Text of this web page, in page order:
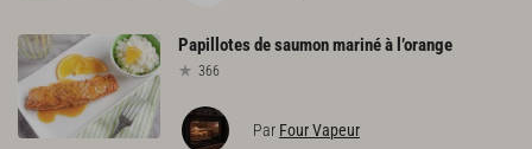
Papillotesdesaumonmarinéà l’orange
366
Par Four Vapeur